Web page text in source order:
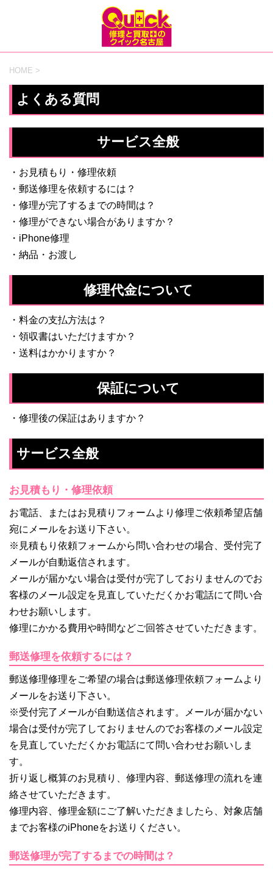
HOME >
よくある質問
サービス全般
・ お見積もり・修理依頼
・ 郵送修理を依頼するには？
・ 修理が完了するまでの時間は？
・ 修理ができない場合がありますか？
・ iPhone修理
・ 納品・お渡し
修理代金について
・ 料金の支払方法は？
・ 領収書はいただけますか？
・ 送料はかかりますか？
保証について
・ 修理後の保証はありますか？
サービス全般
お見積もり・修理依頼
お電話、またはお見積りフォームより修理ご依頼希望店舗
宛にメールをお送り下さい。
※見積もり依頼フォームから問い合わせの場合、受付完了
メールが自動返信されます。
メールが届かない場合は受付が完了しておりませんのでお
客様のメール設定を見直していただくかお電話にて問い合
わせお願いします。
修理にかかる費用や時間などご回答させていただきます。
郵送修理を依頼するには？
郵送修理修理をご希望の場合は郵送修理依頼フォームより
メールをお送り下さい。
※受付完了メールが自動送信されます。メールが届かない
場合は受付が完了しておりませんのでお客様のメール設定
を見直していただくかお電話にて問い合わせお願いしま
す。
折り返し概算のお見積り、修理内容、郵送修理の流れを連
絡させていただきます。
修理内容、修理金額にご了解いただきましたら、対象店舗
までお客様のiPhoneをお送りください。
郵送修理が完了するまでの時間は？